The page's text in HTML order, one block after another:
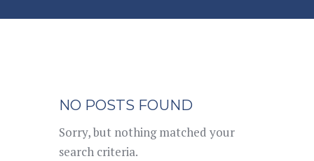
NO POSTS FOUND
Sorry, but nothing matched your
search criteria.